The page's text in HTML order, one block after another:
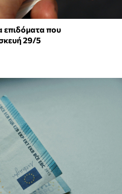
που
29/5